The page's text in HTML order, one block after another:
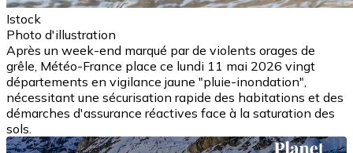
Istock
Photo d'illustration
Après un week-end marqué par de violents orages de
grêle, Météo-France place ce lundi 11 mai 2026 vingt
départements en vigilance jaune "pluie-inondation",
nécessitant une sécurisation rapide des habitations et des
démarches d'assurance réactives face à la saturation des
sols.